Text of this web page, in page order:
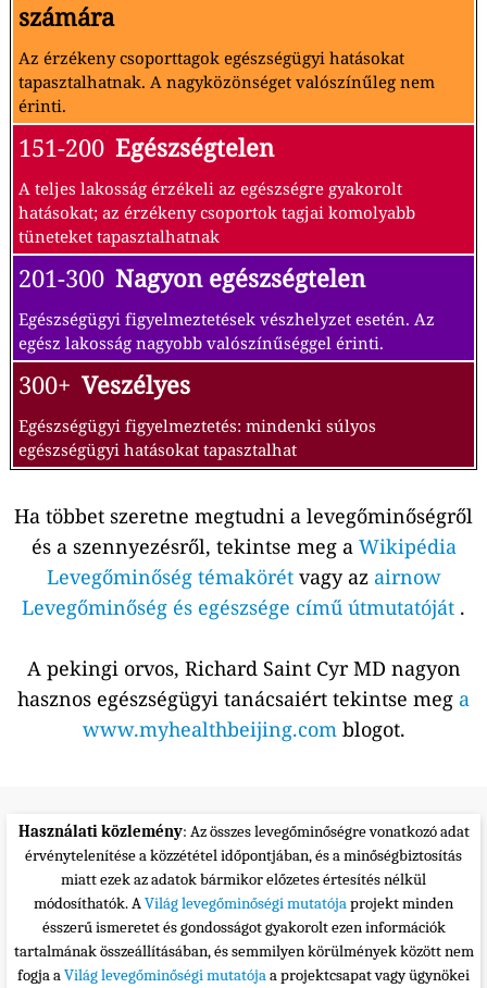
számára
Az érzékeny csoporttagok egészségügyi hatásokat
tapasztalhatnak. A nagyközönséget valószínűleg nem
érinti.
151-200 Egészségtelen
A teljes lakosság érzékeli az egészségre gyakorolt
hatásokat; az érzékeny csoportok tagjai komolyabb
tüneteket tapasztalhatnak
201-300 Nagyon egészségtelen
Egészségügyi figyelmeztetések vészhelyzet esetén. Az
egész lakosság nagyobb valószínűséggel érinti.
300+ Veszélyes
Egészségügyi figyelmeztetés: mindenki súlyos
egészségügyi hatásokat tapasztalhat
Ha többet szeretne megtudni a levegőminőségről
és a szennyezésről, tekintse meg a Wikipédia
Levegőminőség témakörétvagy az airnow
Levegőminőség és egészsége című útmutatóját .
A pekingi orvos, Richard Saint Cyr MD nagyon
hasznos egészségügyi tanácsaiért tekintse meg a
www.myhealthbeijing.comblogot.
Használati közlemény: Az összes levegőminőségre vonatkozó adat
érvénytelenítése a közzététel időpontjában, és a minőségbiztosítás
miatt ezek az adatok bármikor előzetes értesítés nélkül
módosíthatók. AVilág levegőminőségi mutatójaprojekt minden
ésszerű ismeretet és gondosságot gyakorolt ezen információk
tartalmának összeállításában, és semmilyen körülmények között nem
fogja aVilág levegőminőségi mutatójaa projektcsapat vagy ügynökei